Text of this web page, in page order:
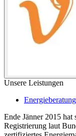
Unsere Leistungen
Energieberatung
Ende Jänner 2015
Registrierung laut